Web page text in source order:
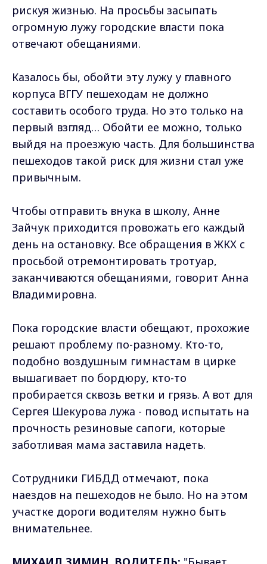
рискуя жизнью. На просьбы засыпать
огромную лужу городские власти пока
отвечают обещаниями.
Казалось бы, обойти эту лужу у главного
корпуса ВГГУ пешеходам не должно
составить особого труда. Но это только на
первый взгляд… Обойти ее можно, только
выйдя на проезжую часть. Для большинства
пешеходов такой риск для жизни стал уже
привычным.
Чтобы отправить внука в школу, Анне
Зайчук приходится провожать его каждый
день на остановку. Все обращения в ЖКХ с
просьбой отремонтировать тротуар,
заканчиваются обещаниями, говорит Анна
Владимировна.
Пока городские власти обещают, прохожие
решают проблему по-разному. Кто-то,
подобно воздушным гимнастам в цирке
вышагивает по бордюру, кто-то
пробирается сквозь ветки и грязь. А вот для
Сергея Шекурова лужа - повод испытать на
прочность резиновые сапоги, которые
заботливая мама заставила надеть.
Сотрудники ГИБДД отмечают, пока
наездов на пешеходов не было. Но на этом
участке дороги водителям нужно быть
внимательнее.